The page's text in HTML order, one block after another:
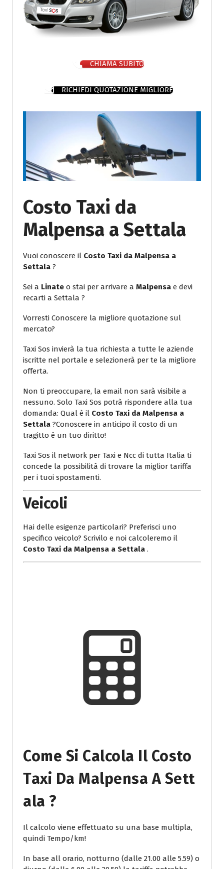
CHIAMA SUBITO
RICHIEDI QUOTAZIONE MIGLIORE
Costo Taxi da
Malpensa a Settala
Vuoi conoscere il Costo Taxi da Malpensa a
Settala ?
Sei a Linate o stai per arrivare a Malpensa e devi
recarti a Settala ?
Vorresti Conoscere la migliore quotazione sul
mercato?
Taxi Sos invierà la tua richiesta a tutte le aziende
iscritte nel portale e selezionerà per te la migliore
offerta.
Non ti preoccupare, la email non sarà visibile a
nessuno. Solo Taxi Sos potrà rispondere alla tua
domanda: Qual è il Costo Taxi da Malpensa a
Settala ?Conoscere in anticipo il costo di un
tragitto è un tuo diritto!
Taxi Sos il network per Taxi e Ncc di tutta Italia ti
concede la possibilità di trovare la miglior tariffa
per i tuoi spostamenti.
Veicoli
Hai delle esigenze particolari? Preferisci uno
specifico veicolo? Scrivilo e noi calcoleremo il
Costo Taxi da Malpensa a Settala .
Come Si Calcola Il Costo
Taxi Da Malpensa A Sett
Ala ?
Il calcolo viene effettuato su una base multipla,
quindi Tempo/km!
In base all orario, notturno (dalle 21.00 alle 5.59) o